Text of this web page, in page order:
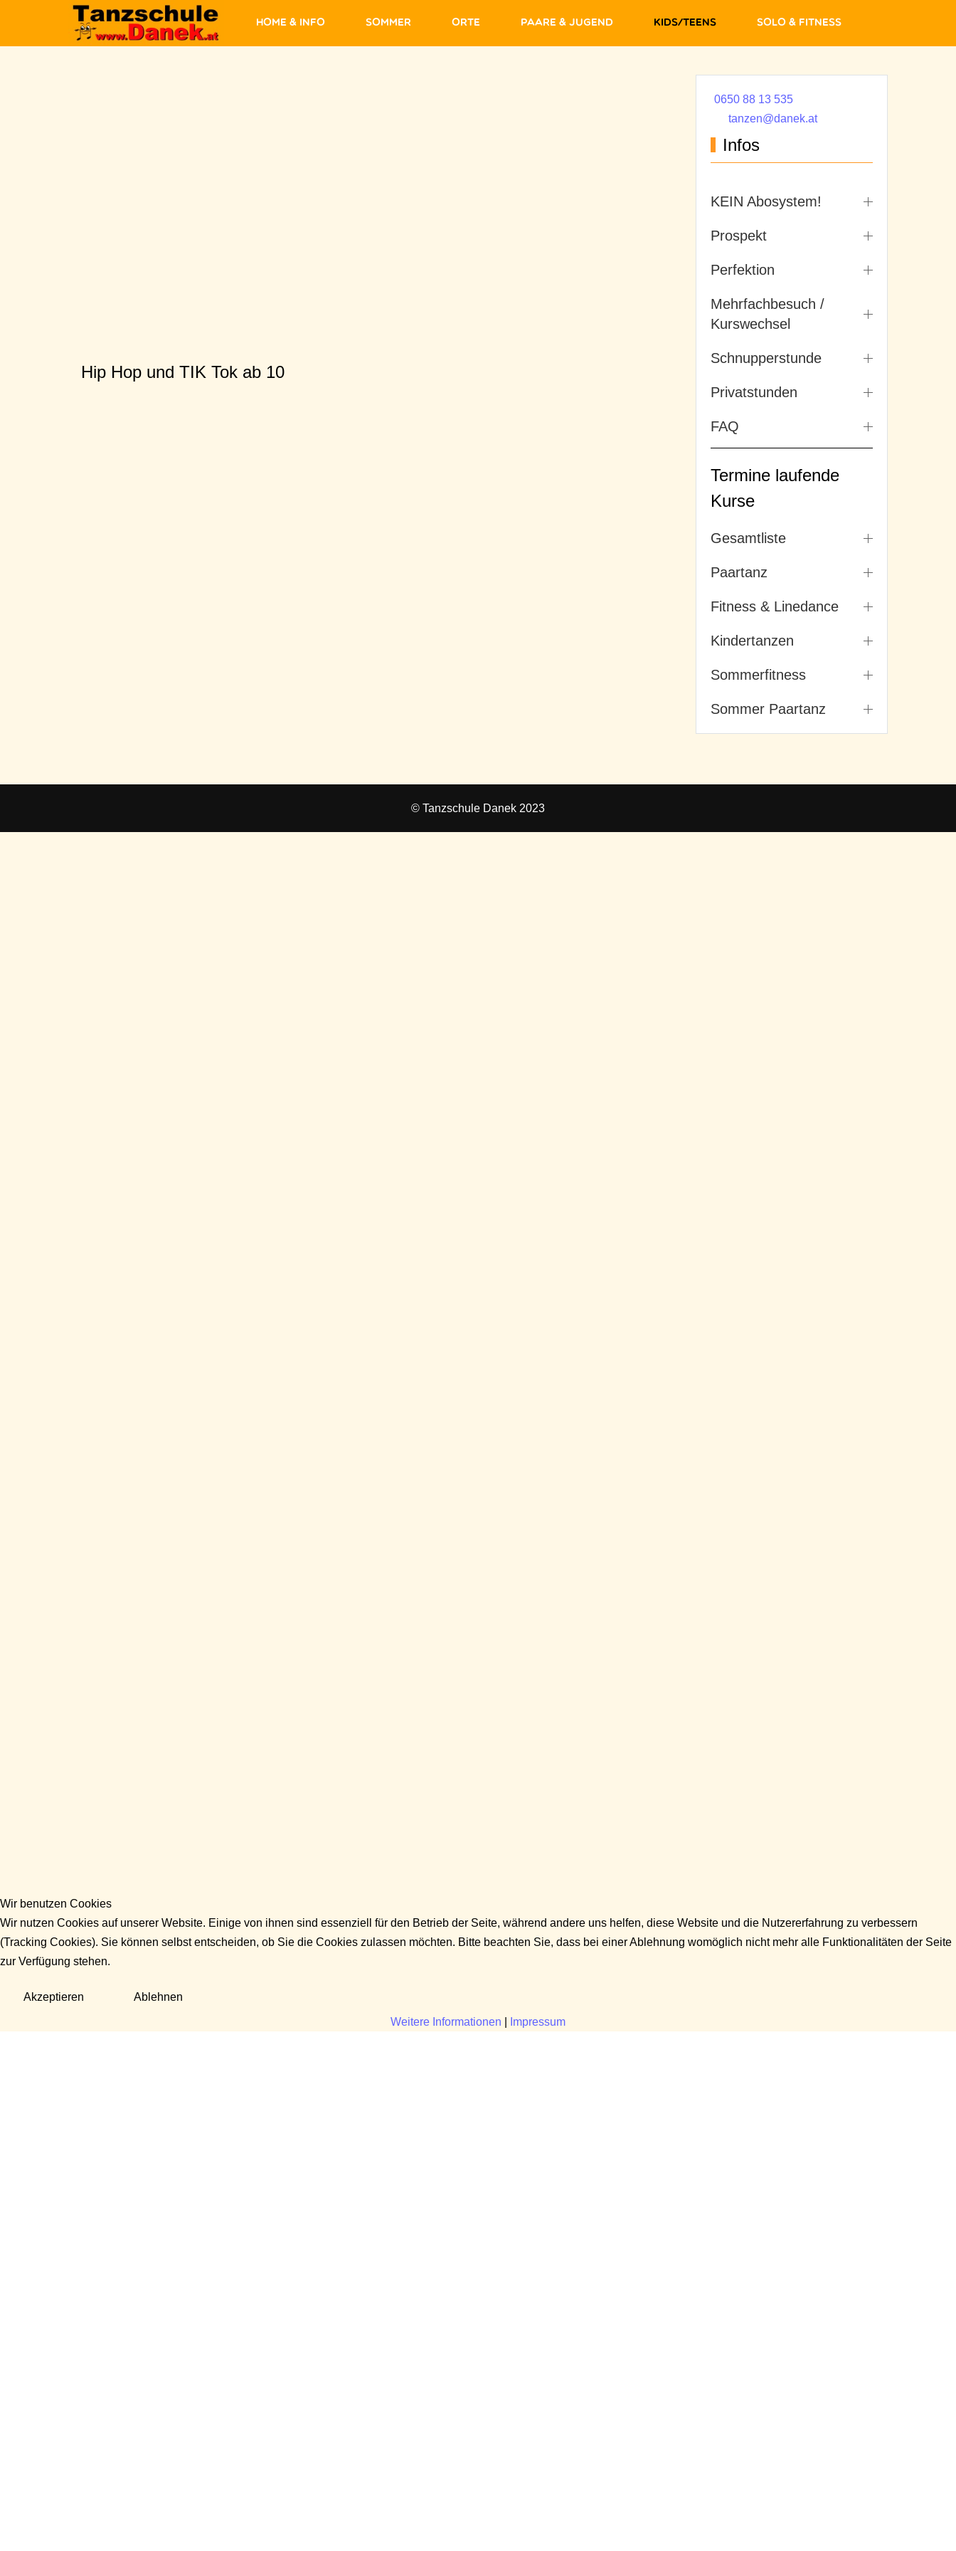
Home & Info Sommer Orte Paare & Jugend Kids/Teens Solo & Fitness
Hip Hop und TIK Tok ab 10
0650 88 13 535
tanzen@danek.at
Infos
KEIN Abosystem!
Prospekt
Perfektion
Mehrfachbesuch /
Kurswechsel
Schnupperstunde
Privatstunden
FAQ
Termine laufende
Kurse
Gesamtliste
Paartanz
Fitness & Linedance
Kindertanzen
Sommerfitness
Sommer Paartanz
© Tanzschule Danek 2023
Wir benutzen Cookies
Wir nutzen Cookies auf unserer Website. Einige von ihnen sind essenziell für den Betrieb der Seite, während andere uns helfen, diese Website und die Nutzererfahrung zu verbessern
(Tracking Cookies). Sie können selbst entscheiden, ob Sie die Cookies zulassen möchten. Bitte beachten Sie, dass bei einer Ablehnung womöglich nicht mehr alle Funktionalitäten der Seite
zur Verfügung stehen.
Akzeptieren Ablehnen
Weitere Informationen Impressum